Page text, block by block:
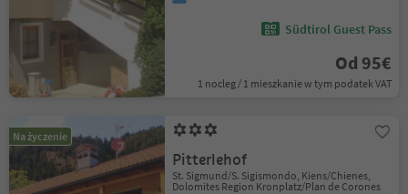
Südtirol Guest Pass
Od 95€
1 nocleg / 1 mieszkanie w tym podatek VAT
Na życzenie
Pitterlehof
St. Sigmund/S. Sigismondo, Kiens/Chienes,
Dolomites Region Kronplatz/Plan de Corones